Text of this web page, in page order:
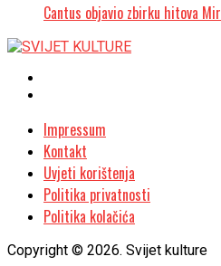
Cantus objavio zbirku hitova
Impressum
Kontakt
Uvjeti korištenja
Politika privatnosti
Politika kolačića
Copyright © 2026. Svijet kulture